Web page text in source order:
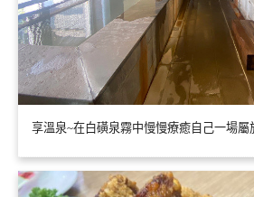
享溫泉~在白磺泉霧中慢慢療癒自己一場屬